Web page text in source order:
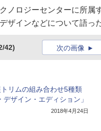
ノロジーセンターに所
ザインなどについて語っ
42) 次の画像
リムの組み合わせ5種類
ザイン・エディション」
2018年4月24日